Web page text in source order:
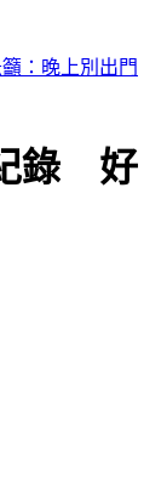
快上車
錄 好